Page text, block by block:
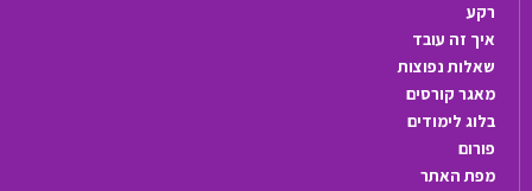
רקע
איך זה עובד
שאלות נפוצות
מאגר קורסים
בלוג לימודים
פורום
מפת האתר